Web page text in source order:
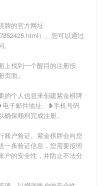
牌的官方网址
）。您可以通过
上找到一个醒目的注册按
面。
的个人信息来创建紫金棋牌
子邮件地址、❥手机号码
保顺利完成注册。
账户验证。紫金棋牌会向您
一条验证信息，您需要按照
户的安全性，并防止不法分